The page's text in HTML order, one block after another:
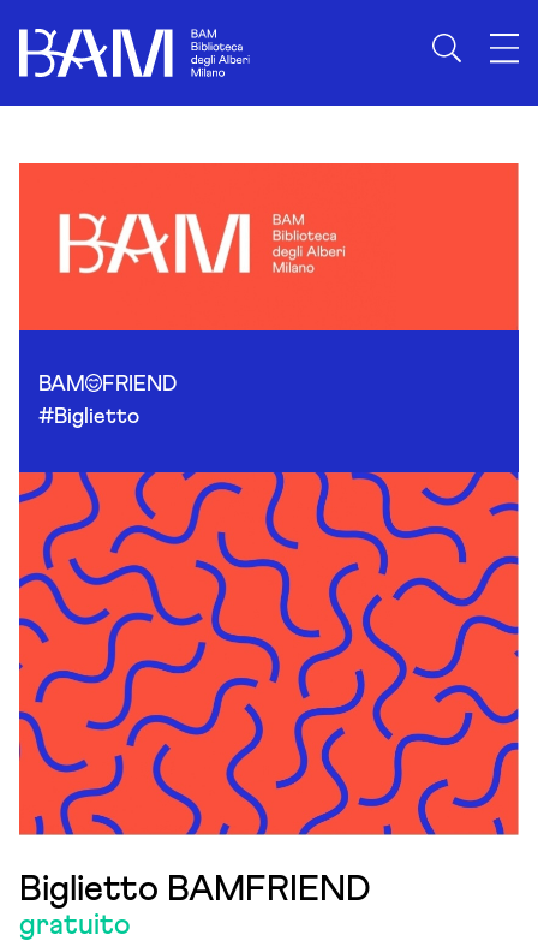
BAM
FRIEND
#Biglietto
Biglietto BAMFRIEND
gratuito